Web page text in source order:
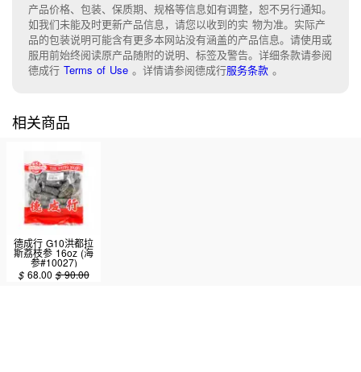
产品价格、包装、保质期、规格等信息如有调整，恕不另行通知。
如我们未能及时更新产品信息，请您以收到的实 物为准。实际产
品的包装说明可能含有更多本网站没有涵盖的产品信息。请使用或
服用前始终阅读原产品随附的说明、标签及警告。详细条款请参阅
德成行 Terms of Use 。 详情请参阅德成行服务条款 。
相关商品
德成行 G10洪都拉
斯荔枝参 16oz (海
参#10027)
$ 68.00 $90.00